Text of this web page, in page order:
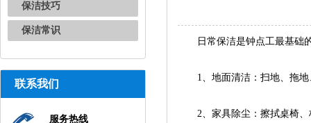
保洁技巧
保洁常识
联系我们
服务热线
日常保洁是钟点工最基础的
1、地面清洁：扫地、拖地
2、家具除尘：擦拭桌椅、